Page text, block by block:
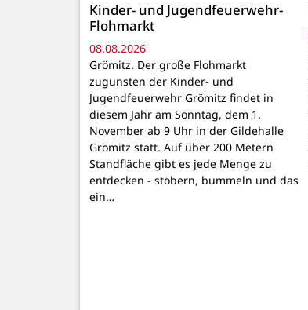
Kinder- und Jugendfeuerwehr-
Flohmarkt
08.08.2026
Grömitz. Der große Flohmarkt
zugunsten der Kinder- und
Jugendfeuerwehr Grömitz findet in
diesem Jahr am Sonntag, dem 1.
November ab 9 Uhr in der Gildehalle
Grömitz statt. Auf über 200 Metern
Standfläche gibt es jede Menge zu
entdecken - stöbern, bummeln und das
ein…